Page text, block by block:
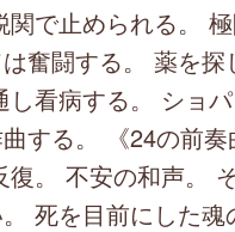
関で止められる。
奮闘する。 薬を探
し看病する。 ショ
する。 《24の前奏
復。 不安の和声。
死を目前にした魂